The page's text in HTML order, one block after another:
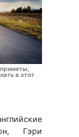
в этот
Гэри